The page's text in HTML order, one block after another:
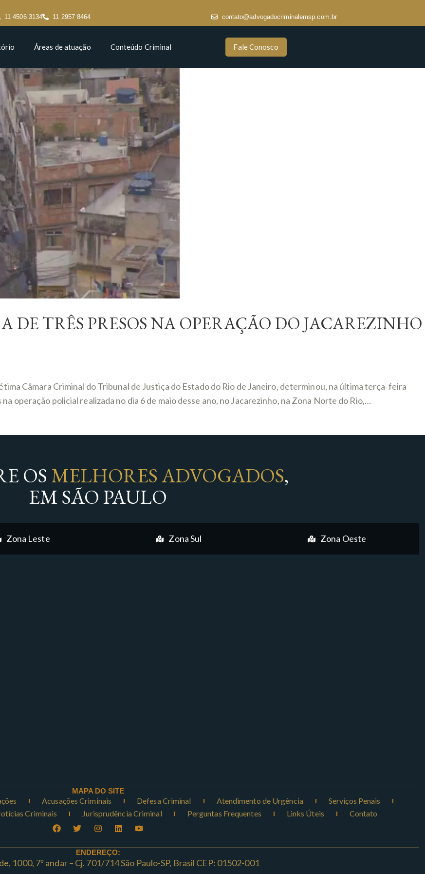
11 4506 3134 11 2957 8464 contato@advogadocriminalemsp.com.br
Áreas de atuação Conteúdo Criminal Fale Conosco
DE TRÊS PRESOS NA OPERAÇÃO DO JACAREZINHO
Câmara Criminal do Tribunal de Justiça do Estado do Rio de Janeiro, determinou, na última terça-feira
operação policial realizada no dia 6 de maio desse ano, no Jacarezinho, na Zona Norte do Rio,…
OS MELHORES ADVOGADOS,
EM SÃO PAULO
Zona Leste Zona Sul Zona Oeste
MAPA DO SITE
Acusações Criminais Defesa Criminal Atendimento de Urgência
Serviços Penais
Criminais Jurisprudência Criminal Perguntas Frequentes Links Úteis Contato
ENDEREÇO:
1000, 7º andar – Cj. 701/714 São Paulo-SP, Brasil CEP: 01502-001